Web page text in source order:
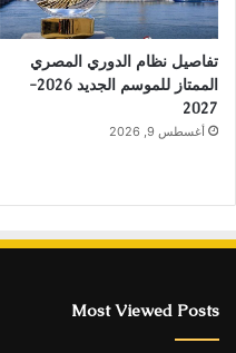
تفاصيل نظام الدوري المصري
الممتاز للموسم الجديد 2026-
2027
أغسطس 9, 2026
Most Viewed Posts